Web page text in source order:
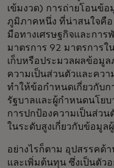
เข้มงวด) การถ่ายโอนข้
ภูมิภาคหนึ่ง ที่น่าสนใจคือ
มือทางเศรษฐกิจและกา
มาตรการ 92 มาตรการใ
เก็บหรือประมวลผลข้อมูล
ความเป็นส่วนตัวและคว
ทำให้ข้อกำหนดเกี่ยวกับก
รัฐบาลและผู้กำหนดนโย
การปกป้องความเป็นส่วน
ในระดับสูงเกี่ยวกับข้อมูล
อย่างไรก็ตาม อุปสรรคด้
และเพิ่มต้นทุน ซึ่งเป็นตัว